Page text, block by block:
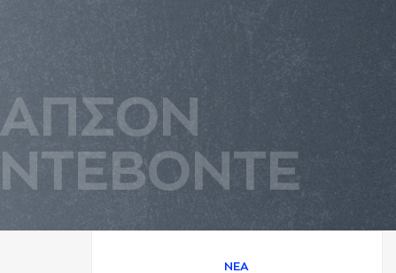
AΠΣΟΝ
ΝΤΕΒΟΝΤΕ
ΝΕA